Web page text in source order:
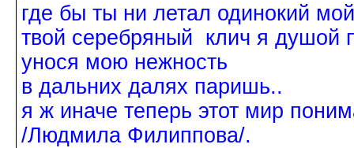
где бы ты ни летал одинокий
твой серебряный клич я душой
унося мою нежность
в дальних далях паришь..
я ж иначе теперь этот мир
/Людмила Филиппова/.